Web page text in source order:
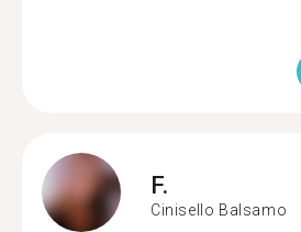
F.
Cinisello Balsamo